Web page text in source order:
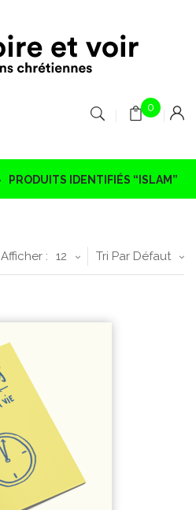
0
PRODUITS IDENTIFIÉS “ISLAM”
Tri Par Défaut
Afficher : 12